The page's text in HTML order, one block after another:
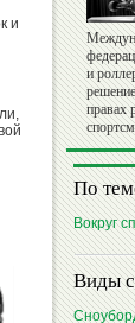
и
и
правах
По
Вокруг
Виды